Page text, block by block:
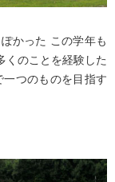
かった この学年も
くのことを経験した
つのものを目指す